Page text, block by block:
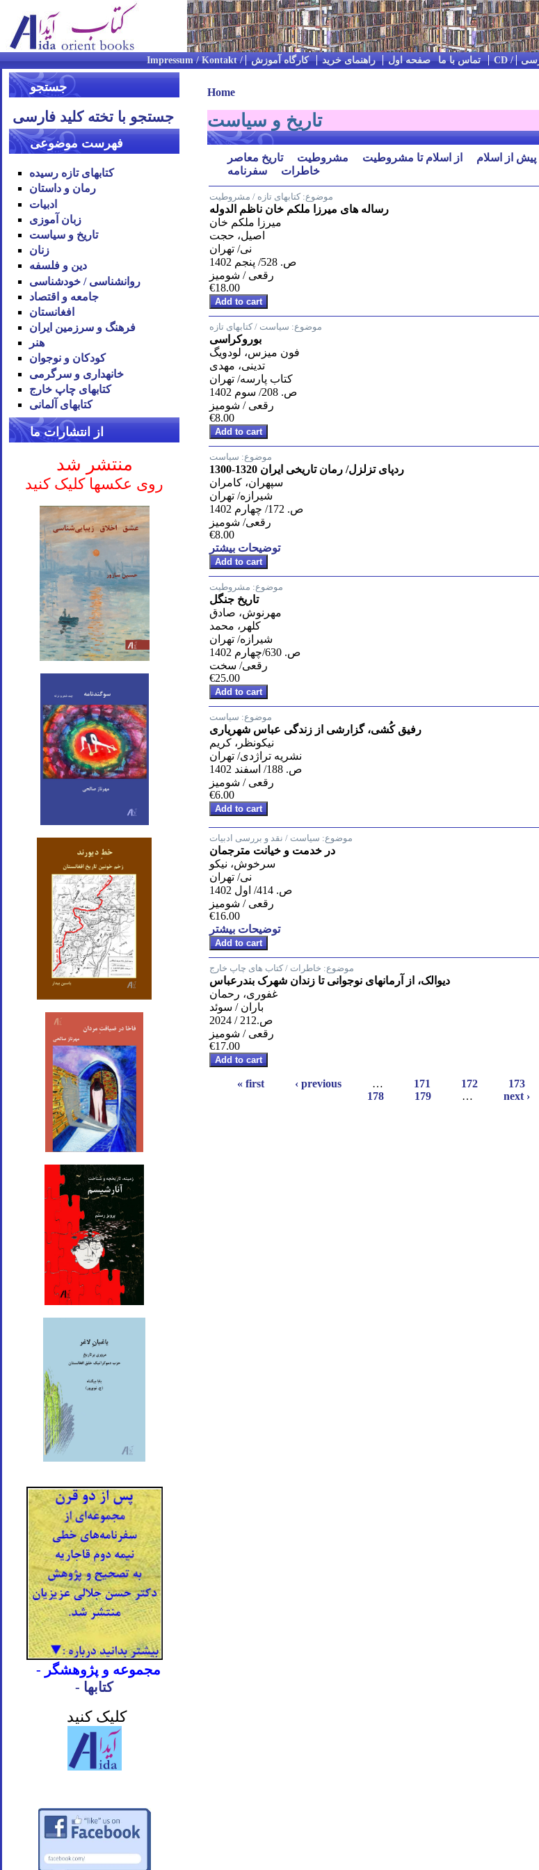
Impressum / Kontakt / تماس با ما صفحه اول راهنمای خرید کارگاه آموزش
جستجو
جستجو با تخته کلید فارسی
فهرست موضوعی
کتابهای تازه رسیده
رمان و داستان
ادبیات
زبان آموزی
تاریخ و سیاست
زنان
دین و فلسفه
روان‪شناسی / خودشناسی
جامعه و اقتصاد
افغانستان
فرهنگ و سرزمین ایران
هنر
کودکان و نوجوان
خانه‪داری و سرگرمی
کتاب‪های چاپ خارج
کتاب‪های آلمانی
از انتشارات ما
منتشر شد
روی عکسها کلیک کنید
- مجموعه و پژوهشگر
- کتابها
کلیک کنید
Home
تاریخ و سیاست
پیش از اسلام از اسلام تا مشروطیت مشروطیت
تاریخ معاصر
خاطرات
سفرنامه
موضوع: کتابهای تازه / مشروطیت
رساله های میرزا ملکم خان ناظم الدوله
میرزا ملکم خان
اصیل، حجت
نی/ تهران
ص. 528/ پنجم 1402
رقعی / شومیز
€18.00
موضوع: سیاست / کتابهای تازه
بوروکراسی
فون میزس، لودویگ
تدینی، مهدی
کتاب پارسه/ تهران
ص. 208/ سوم 1402
رقعی / شومیز
€8.00
موضوع: سیاست
ردپای تزلزل/ رمان تاریخی ایران 1320-1300
سپهران، کامران
شیرازه/ تهران
ص. 172/ چهارم 1402
رقعی/ شومیز
€8.00
توضیحات بیشتر
موضوع: مشروطیت
تاریخ جنگل
مهرنوش، صادق
کلهر، محمد
شیرازه/ تهران
ص. 630/چهارم 1402
رقعی/ سخت
€25.00
موضوع: سیاست
رفیق کُشی، گزارشی از زندگی عباس شهریاری
نیکونظر، کریم
نشریه تراژدی/ تهران
ص. 188/ اسفند 1402
رقعی / شومیز
€6.00
موضوع: سیاست / نقد و بررسی ادبیات
در خدمت و خیانت مترجمان
سرخوش، نیکو
نی/ تهران
ص. 414/ اول 1402
رقعی / شومیز
€16.00
توضیحات بیشتر
موضوع: خاطرات / کتاب های چاپ خارج
دیوالک، از آرمانهای نوجوانی تا زندان شهرک بندرعباس
غفوری، رحمان
باران / سوئد
ص.212 / 2024
رقعی / شومیز
€17.00
« first ‹ previous … 171 172 173
178
179 … next ›